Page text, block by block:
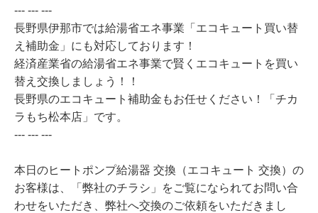
--- --- ---
長野県伊那市では給湯省エネ事業「エコキュート買い替
え補助金」にも対応しております！
経済産業省の給湯省エネ事業で賢くエコキュートを買い
替え交換しましょう！！
長野県のエコキュート補助金もお任せください！「チカ
ラもち松本店」です。
--- --- ---
本日のヒートポンプ給湯器 交換（エコキュート 交換）の
お客様は、「弊社のチラシ」をご覧になられてお問い合
わせをいただき、弊社へ交換のご依頼をいただきまし